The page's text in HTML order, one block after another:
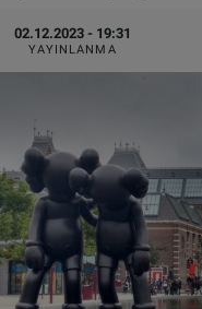
02.12.2023 - 19:31
YAYINLANMA
FOTO GALERİ
ALGEMENE
CONTACT
Çerez Politikası